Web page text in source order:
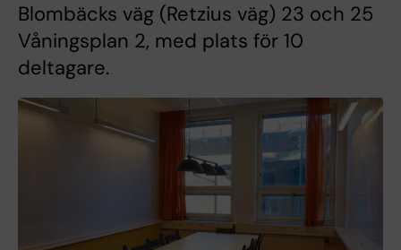
Blombäcks väg (Retzius väg) 23 och 25
Våningsplan 2, med plats för 10
deltagare.